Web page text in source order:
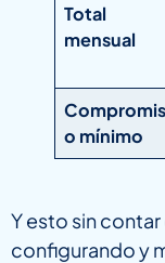
Total
mensual
Compromis
o mínimo
Y esto sin
configurando y